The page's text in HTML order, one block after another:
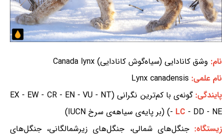
نام: وشق کانادایی (سیاه‌گوش کانادایی) Canada lynx
نام علمی: Lynx canadensis
پایندگی:
گونه‌ی با کم‌ترین نگرانی (EX - EW - CR - EN - VU - NT
- LC - DD - NE) (بر پایه‌ی سیاهه‌ی سرخ IUCN)
زیستگاه:جنگل‌های شمالی، جنگل‌های زیرشمالگانی، جنگل‌های